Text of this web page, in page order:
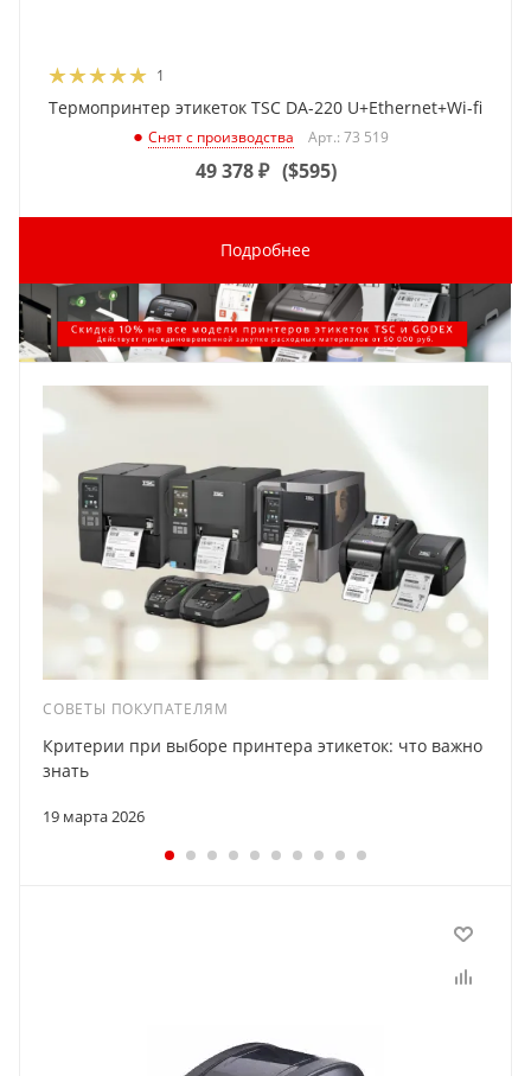
1
Термопринтер этикеток TSC DA-220 U+Ethernet+Wi-fi
Снят с производства Арт.: 73 519
49 378₽ ($595)
Подробнее
СОВЕТЫ ПОКУПАТЕЛЯМ
19 марта 2026
Критерии при выборе принтера этикеток: что важно
знать